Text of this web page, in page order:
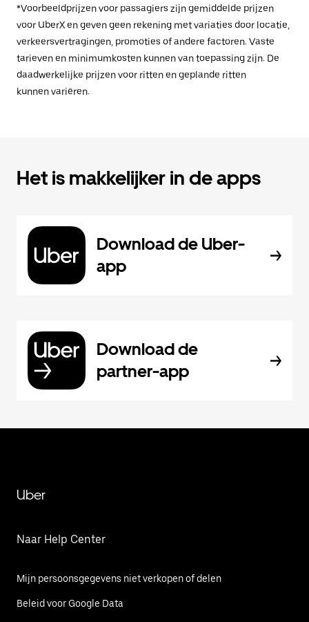
*Voorbeeldprijzen voor passagiers zijn gemiddelde prijzen
voor UberX en geven geen rekening met variaties door locatie,
verkeersvertragingen, promoties of andere factoren. Vaste
tarieven en minimumkosten kunnen van toepassing zijn. De
daadwerkelijke prijzen voor ritten en geplande ritten
kunnen variëren.
Het is makkelijker in de apps
Download de Uber-
app
Download de
partner-app
Uber
Naar Help Center
Mijn persoonsgegevens niet verkopen of delen
Beleid voor Google Data